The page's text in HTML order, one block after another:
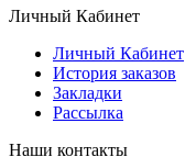
Личный Кабинет
Личный Кабинет
История заказов
Закладки
Рассылка
Наши контакты